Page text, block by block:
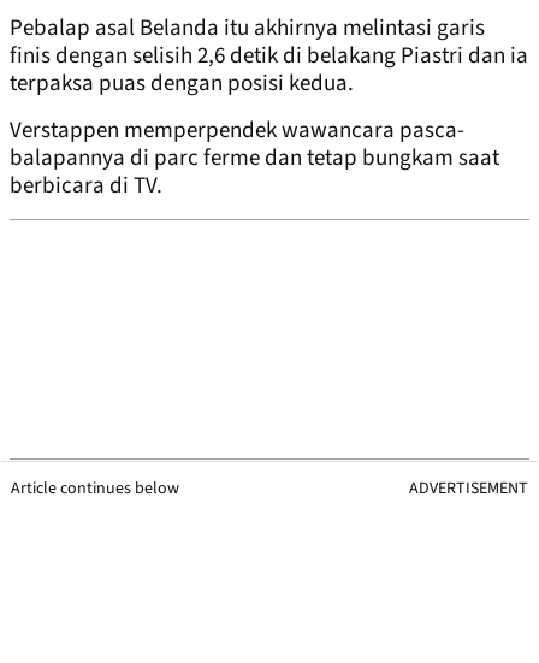
Pebalap asal Belanda itu akhirnya melintasi garis
finis dengan selisih 2,6 detik di belakang Piastri dan ia
terpaksa puas dengan posisi kedua.
Verstappen memperpendek wawancara pasca-
balapannya di parc ferme dan tetap bungkam saat
berbicara di TV.
Article continues below ADVERTISEMENT